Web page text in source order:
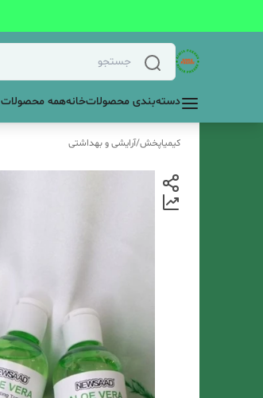
دسته‌بندی محصولاتخانههمه محصولات
کیمیاپخش/آرایشی و بهداشتی